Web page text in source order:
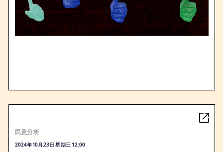
民意分析
2024年10月23日 星期三 12:00